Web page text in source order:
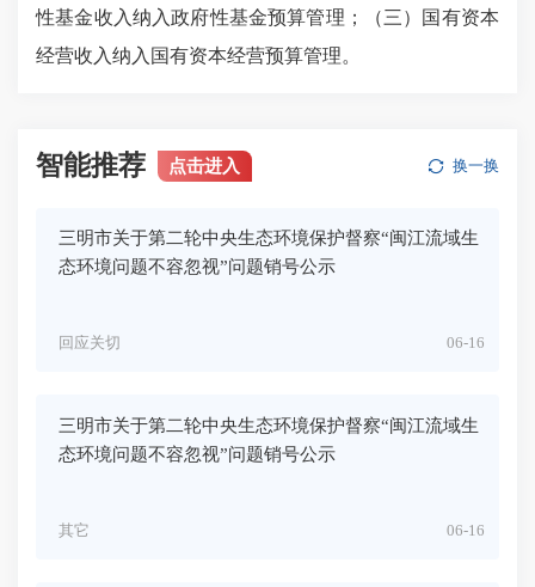
性基金收入纳入政府性基金预算管理；（三）国有资本
经营收入纳入国有资本经营预算管理。
智能推荐 点击进入 换一换
三明市关于第二轮中央生态环境保护督察“闽江流域生
态环境问题不容忽视”问题销号公示
06-16
回应关切
三明市关于第二轮中央生态环境保护督察“闽江流域生
态环境问题不容忽视”问题销号公示
06-16
其它